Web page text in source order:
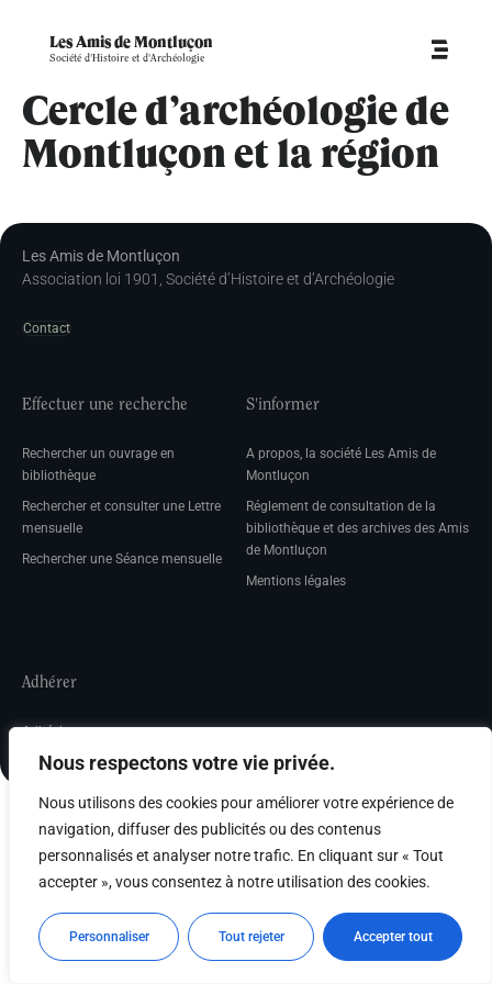
Nous respectons votre vie privée.
Nous utilisons des cookies pour améliorer votre expérience de
navigation, diffuser des publicités ou des contenus
personnalisés et analyser notre trafic. En cliquant sur « Tout
accepter », vous consentez à notre utilisation des cookies.
Personnaliser Tout rejeter Accepter tout
Les Amis de Montluçon
Société d'Histoire et d'Archéologie
Cercle d’archéologie de
Montluçon et la région
Les Amis de Montluçon
Association loi 1901, Société d’Histoire et d’Archéologie
Contact
Effectuer une recherche
Rechercher un ouvrage en
bibliothèque
Rechercher et consulter une Lettre
mensuelle
Rechercher une Séance mensuelle
S'informer
A propos, la société Les Amis de
Montluçon
Réglement de consultation de la
bibliothèque et des archives des Amis
de Montluçon
Mentions légales
Adhérer
Adhésion